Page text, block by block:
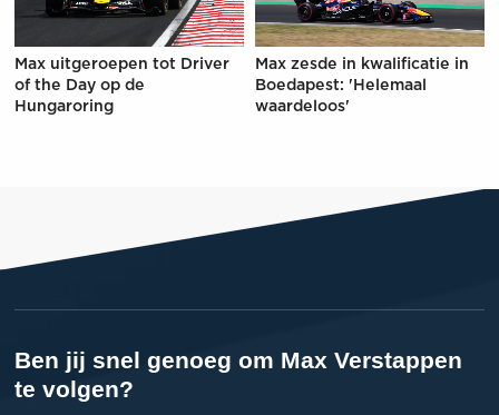
Max uitgeroepen tot Driver
of the Day op de
Hungaroring
Max zesde in kwalificatie in
Boedapest: 'Helemaal
waardeloos'
Ben jij snel genoeg om Max Verstappen
te volgen?